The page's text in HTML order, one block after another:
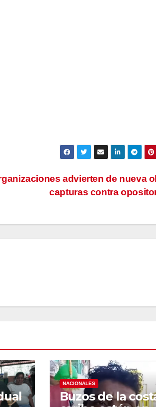
advierten de nueva
capturas contra
NACIONALES
Buzos de la